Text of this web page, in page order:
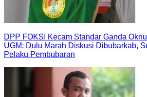
DPP FOKSI Kecam Standar Ganda
UGM: Dulu Marah Diskusi Dibubarkab,
Pelaku Pembubaran